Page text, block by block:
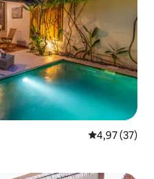
4,97 de
4,97 (37)